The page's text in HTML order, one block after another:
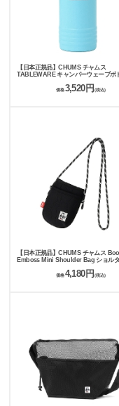
【日本正規品】CHUMS チャムス
TABLEWARE キャンパーウェーブボ
価格 3,520円 (税込)
【日本正規品】CHUMS チャムス
Emboss Mini Shoulder Bag ショルダ
価格 4,180円 (税込)